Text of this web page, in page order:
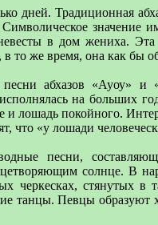
дней. Традиционная
значение
в дом жениха.
же время, она как бы
абхазов «Ауоу»
на больших
лошадь покойного.
что «у лошади
песни,
солнце. В
черкесках, стянутых
танцы. Певцы